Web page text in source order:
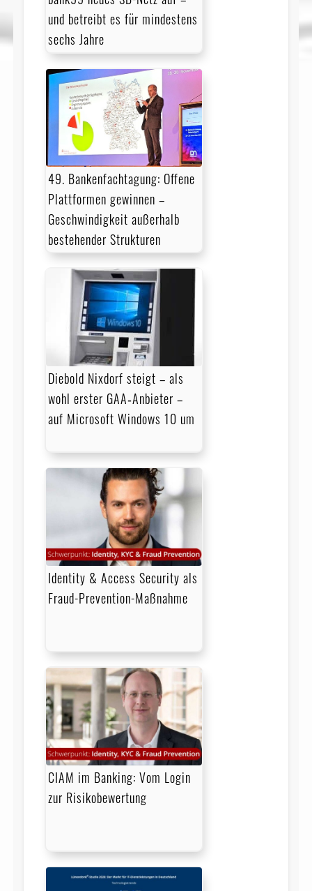
und betreibt es für mindestens
sechs Jahre
49. Bankenfachtagung: Offene
Plattformen gewinnen –
Geschwindigkeit außerhalb
bestehender Strukturen
Diebold Nixdorf steigt – als
wohl erster GAA‑Anbieter –
auf Microsoft Windows 10 um
Identity & Access Security als
Fraud-Prevention-Maßnahme
CIAM im Banking: Vom Login
zur Risikobewertung